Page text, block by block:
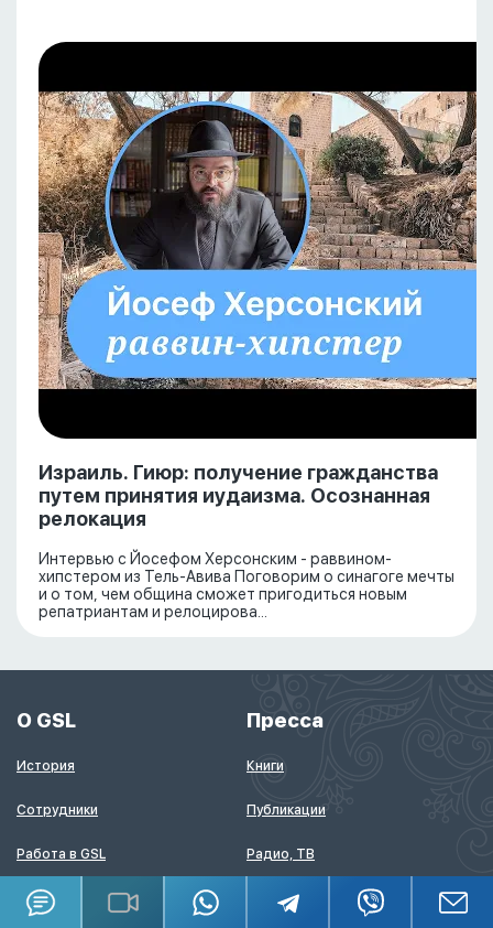
Израиль. Гиюр: получение гражданства
путем принятия иудаизма. Осознанная
релокация
Интервью с Йосефом Херсонским - раввином-
хипстером из Тель-Авива Поговорим о синагоге мечты
и о том, чем община сможет пригодиться новым
репатриантам и релоцирова...
О GSL
История
Сотрудники
Работа в GSL
Карта сайта
Пресса
Книги
Публикации
Радио, ТВ